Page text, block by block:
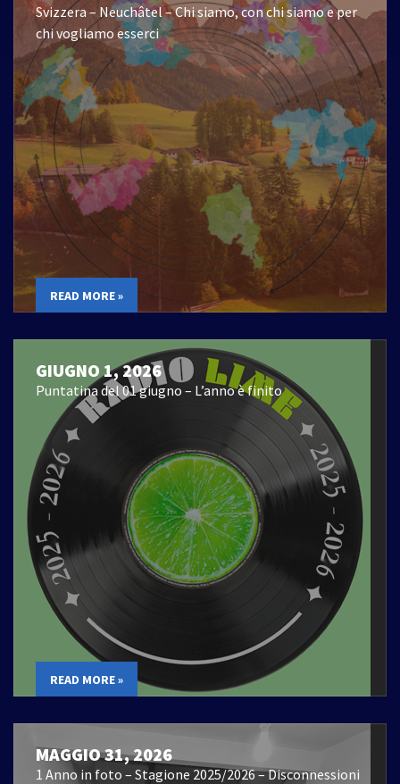
Svizzera – Neuchâtel – Chi siamo, con chi siamo e per
chi vogliamo esserci
READ MORE »
GIUGNO 1, 2026
Puntatina del 01 giugno – L’anno è finito
READ MORE »
MAGGIO 31, 2026
1 Anno in foto – Stagione 2025/2026 – Disconnessioni